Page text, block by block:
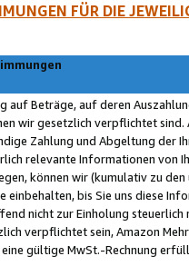
FÜR DIE
auf Beträge, auf deren
wir gesetzlich verpflichtet
Zahlung und Abgeltung der
relevante Informationen von
können wir (kumulativ zu
einbehalten, bis Sie uns diese
nicht zur Einholung
verpflichtet sein, Amazon
gültige MwSt.-Rechnung